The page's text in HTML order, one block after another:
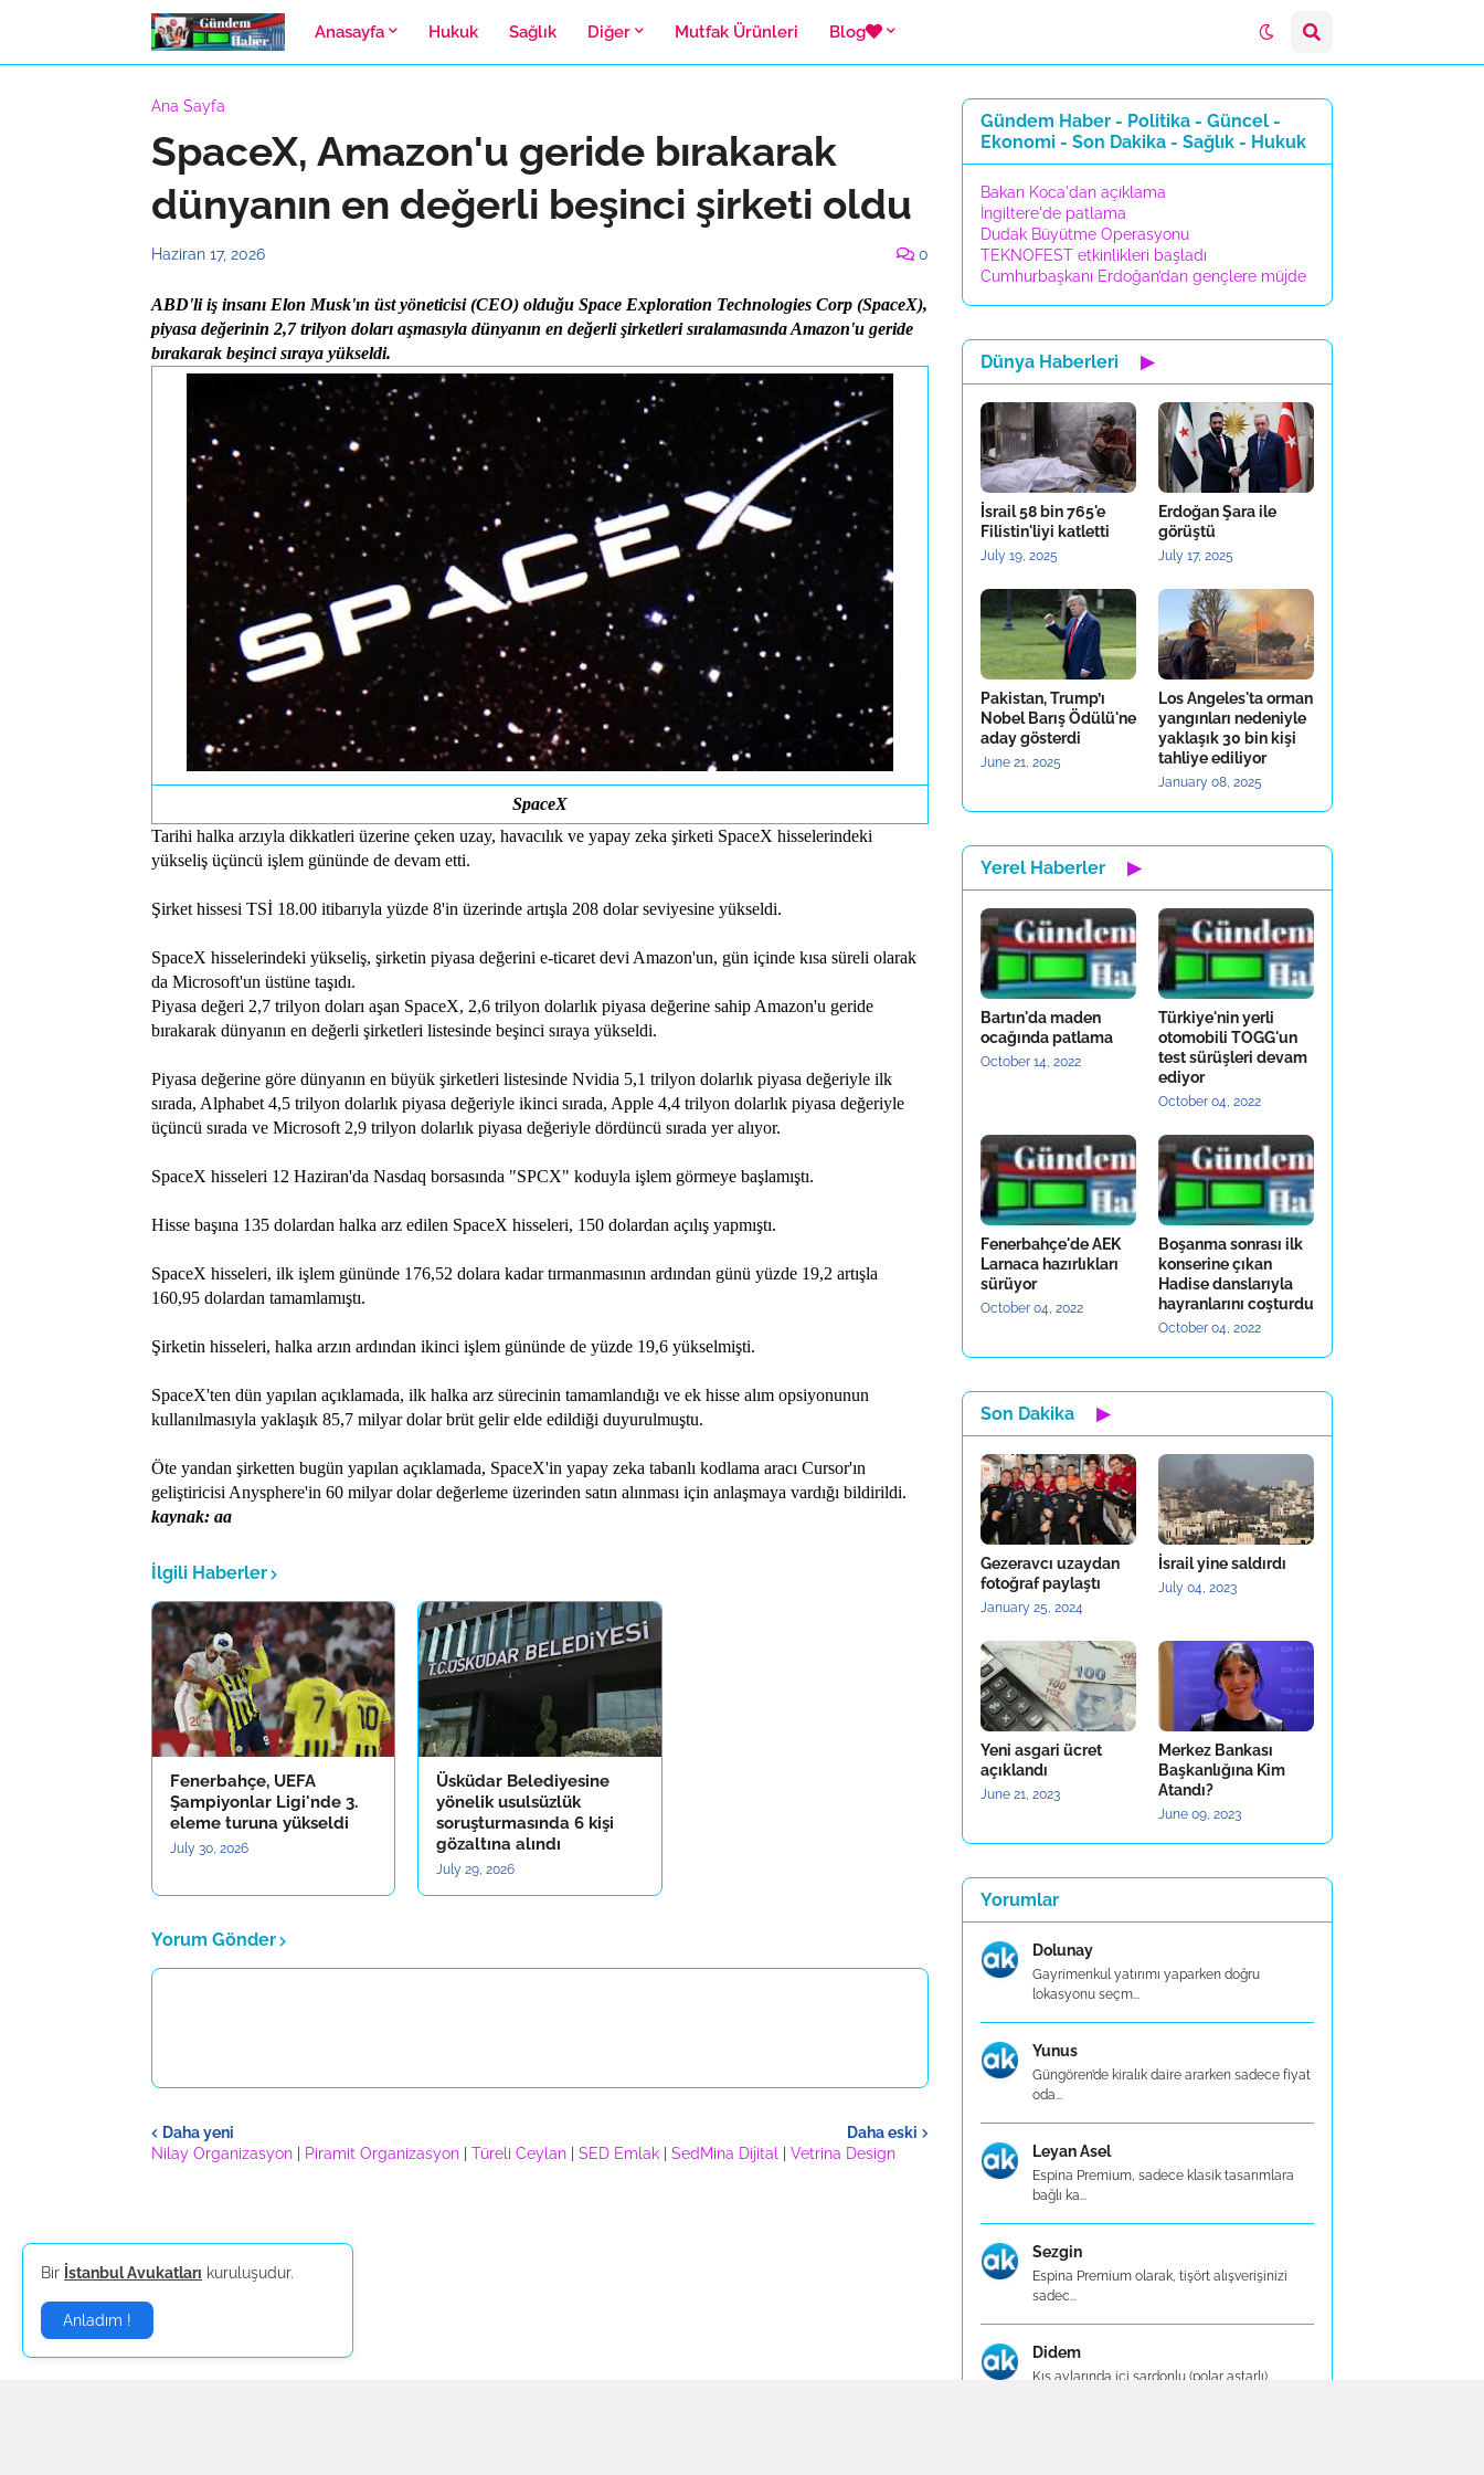
Anasayfa Hukuk Sağlık Diğer Mutfak Ürünleri Blog
Ana Sayfa
SpaceX, Amazon'u geride bırakarak
dünyanın en değerli beşinci şirketi oldu
Haziran 17, 2026 0
ABD'li iş insanı Elon Musk'ın üst yöneticisi (CEO) olduğu Space Exploration Technologies Corp (SpaceX),
piyasa değerinin 2,7 trilyon doları aşmasıyla dünyanın en değerli şirketleri sıralamasında Amazon'u geride
bırakarak beşinci sıraya yükseldi.
SpaceX
Tarihi halka arzıyla dikkatleri üzerine çeken uzay, havacılık ve yapay zeka şirketi SpaceX hisselerindeki
yükseliş üçüncü işlem gününde de devam etti.
Şirket hissesi TSİ 18.00 itibarıyla yüzde 8'in üzerinde artışla 208 dolar seviyesine yükseldi.
SpaceX hisselerindeki yükseliş, şirketin piyasa değerini e-ticaret devi Amazon'un, gün içinde kısa süreli olarak
da Microsoft'un üstüne taşıdı.
Piyasa değeri 2,7 trilyon doları aşan SpaceX, 2,6 trilyon dolarlık piyasa değerine sahip Amazon'u geride
bırakarak dünyanın en değerli şirketleri listesinde beşinci sıraya yükseldi.
Piyasa değerine göre dünyanın en büyük şirketleri listesinde Nvidia 5,1 trilyon dolarlık piyasa değeriyle ilk
sırada, Alphabet 4,5 trilyon dolarlık piyasa değeriyle ikinci sırada, Apple 4,4 trilyon dolarlık piyasa değeriyle
üçüncü sırada ve Microsoft 2,9 trilyon dolarlık piyasa değeriyle dördüncü sırada yer alıyor.
SpaceX hisseleri 12 Haziran'da Nasdaq borsasında "SPCX" koduyla işlem görmeye başlamıştı.
Hisse başına 135 dolardan halka arz edilen SpaceX hisseleri, 150 dolardan açılış yapmıştı.
SpaceX hisseleri, ilk işlem gününde 176,52 dolara kadar tırmanmasının ardından günü yüzde 19,2 artışla
160,95 dolardan tamamlamıştı.
Şirketin hisseleri, halka arzın ardından ikinci işlem gününde de yüzde 19,6 yükselmişti.
SpaceX'ten dün yapılan açıklamada, ilk halka arz sürecinin tamamlandığı ve ek hisse alım opsiyonunun
kullanılmasıyla yaklaşık 85,7 milyar dolar brüt gelir elde edildiği duyurulmuştu.
Öte yandan şirketten bugün yapılan açıklamada, SpaceX'in yapay zeka tabanlı kodlama aracı Cursor'ın
geliştiricisi Anysphere'in 60 milyar dolar değerleme üzerinden satın alınması için anlaşmaya vardığı bildirildi.
kaynak: aa
İlgili Haberler
Fenerbahçe, UEFA
Şampiyonlar Ligi'nde 3.
eleme turuna yükseldi
July 30, 2026
Üsküdar Belediyesine
yönelik usulsüzlük
soruşturmasında 6 kişi
gözaltına alındı
July 29, 2026
Yorum Gönder
Daha yeni
Daha eski
Nilay Organizasyon
Piramit Organizasyon Türeli Ceylan SED Emlak SedMina Dijital Vetrina Design
Gündem Haber - Politika - Güncel -
Ekonomi - Son Dakika - Sağlık - Hukuk
Bakan Koca'dan açıklama
İngiltere'de patlama
Dudak Büyütme Operasyonu
TEKNOFEST etkinlikleri başladı
Cumhurbaşkanı Erdoğan’dan gençlere müjde
Dünya Haberleri ▶
İsrail 58 bin 765'e
Filistin'liyi katletti
July 19, 2025
Erdoğan Şara ile
görüştü
July 17, 2025
Pakistan, Trump’ı
Nobel Barış Ödülü'ne
aday gösterdi
June 21, 2025
Los Angeles'ta orman
yangınları nedeniyle
yaklaşık 30 bin kişi
tahliye ediliyor
January 08, 2025
Yerel Haberler ▶
Bartın'da maden
ocağında patlama
October 14, 2022
Türkiye'nin yerli
otomobili TOGG'un
test sürüşleri devam
ediyor
October 04, 2022
Fenerbahçe'de AEK
Larnaca hazırlıkları
sürüyor
October 04, 2022
Boşanma sonrası ilk
konserine çıkan
Hadise danslarıyla
hayranlarını coşturdu
October 04, 2022
Son Dakika ▶
Gezeravcı uzaydan
fotoğraf paylaştı
January 25, 2024
İsrail yine saldırdı
July 04, 2023
Yeni asgari ücret
açıklandı
June 21, 2023
Merkez Bankası
Başkanlığına Kim
Atandı?
June 09, 2023
Yorumlar
Dolunay
Gayrimenkul yatırımı yaparken doğru
lokasyonu seçm...
Yunus
Güngören’de kiralık daire ararken sadece fiyat
oda...
Leyan Asel
Espina Premium, sadece klasik tasarımlara
bağlı ka...
Sezgin
Espina Premium olarak, tişört alışverişinizi
sadec...
Didem
Kış aylarında içi şardonlu (polar astarlı)
Bir İstanbul Avukatları kuruluşudur.
Anladım !